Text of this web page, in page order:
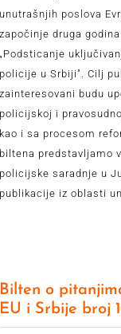
unutrašnjih poslova
započinje druga
„Podsticanje
policije u Srbiji". Cilj
zainteresovani budu
policijskoj i
kao i sa procesom
biltena predstavljamo
policijske saradnje u
publikacije iz oblasti
Bilten o
EU i Srbije broj